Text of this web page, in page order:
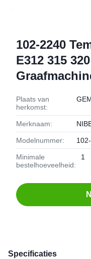
102-2240
E312 315
Plaats van
herkomst:
Merknaam:
Modelnummer:
Minimale
bestelhoeveelheid:
1
Specificaties